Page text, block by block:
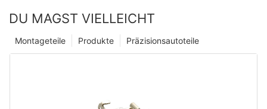
DU MAGST VIELLEICHT
Präzisionsautoteile
Produkte
Montageteile